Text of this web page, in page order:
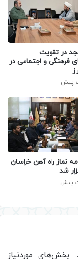
در تقویت
فرهنگی و اجتماعی در
نماز راه آهن خراسان
شد
بخش‌های موردنیاز